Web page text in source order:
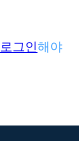
로그인해야